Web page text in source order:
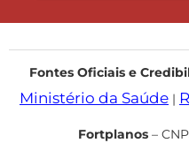
Fontes Oficiais e
Ministério da Saúde |
Fortplanos –